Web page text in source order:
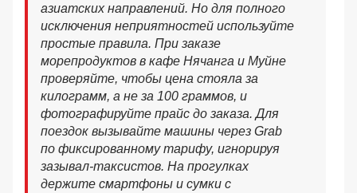
азиатских направлений. Но для полного
исключения неприятностей используйте
простые правила. При заказе
морепродуктов в кафе Нячанга и Муйне
проверяйте, чтобы цена стояла за
килограмм, а не за 100 граммов, и
фотографируйте прайс до заказа. Для
поездок вызывайте машины через Grab
по фиксированному тарифу, игнорируя
зазывал-таксистов. На прогулках
держите смартфоны и сумки с